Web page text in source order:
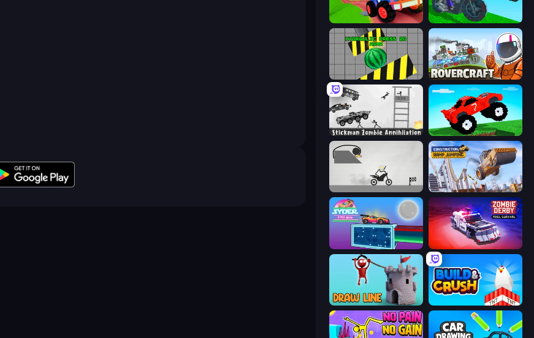
Crazy Hills Crazy Motorcycle
Hydraulic Press 2D ASMR Rovercraft
Stickman Zombie Annihilation Funny Mad Racing
Construction Ramp Jumping
Syder Hyper Drive Zombie Derby: Pixel Survival
Draw Line Build and Crush